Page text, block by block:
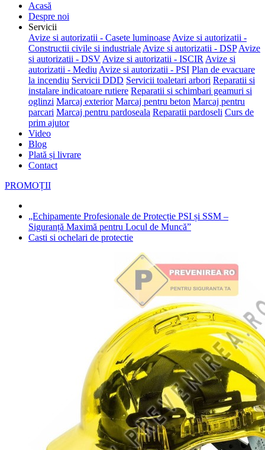
Acasă
Despre noi
Servicii
Avize si autorizatii - Casete luminoase Avize si autorizatii -
Constructii civile si industriale Avize si autorizatii - DSP Avize
si autorizatii - DSV Avize si autorizatii - ISCIR Avize si
autorizatii - Mediu Avize si autorizatii - PSI Plan de evacuare
la incendiu Servicii DDD Servicii toaletari arbori Reparatii si
instalare indicatoare rutiere Reparatii si schimbari geamuri si
oglinzi Marcaj exterior Marcaj pentru beton Marcaj pentru
parcari Marcaj pentru pardoseala Reparatii pardoseli Curs de
prim ajutor
Video
Blog
Plată și livrare
Contact
PROMOȚII
„Echipamente Profesionale de Protecție PSI și SSM –
Siguranță Maximă pentru Locul de Muncă”
Casti si ochelari de protectie